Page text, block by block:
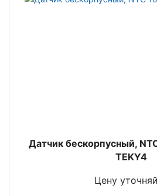
Датчик бескорпусный,
TEKY4
Цену